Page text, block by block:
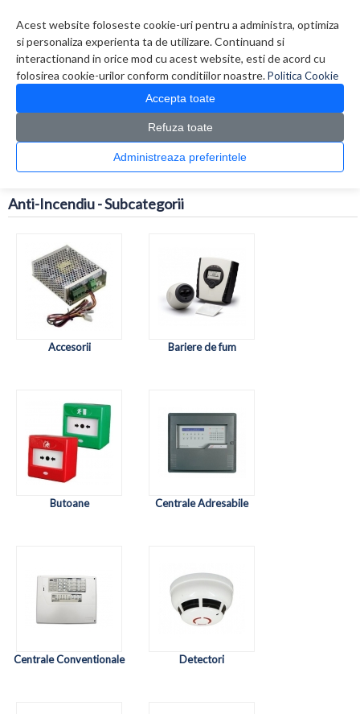
Acest website foloseste cookie-uri pentru a administra, optimiza
si personaliza experienta ta de utilizare. Continuand si
interactionand in orice mod cu acest website, esti de acord cu
folosirea cookie-urilor conform conditiilor noastre.Politica Cookie
Accepta toate
Refuza toate
Administreaza preferintele
0 produs(e)
CATALOG PRODUSE
Securitate / Automatizari > Anti-
Anti-Incendiu - Subcategorii
Accesorii Bariere de fum
Butoane Centrale Adresabile
Centrale Conventionale Detectori